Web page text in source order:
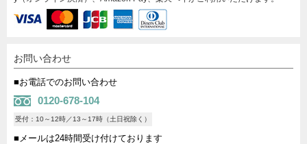
お問い合わせ
■お電話でのお問い合わせ
0120-678-104
受付：10～12時／13～17時（土日祝除く）
■メールは24時間受け付けております